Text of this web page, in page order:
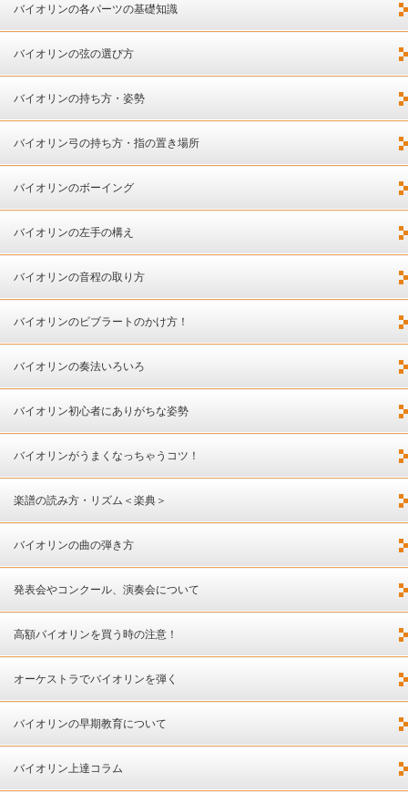
バイオリンの各パーツの基礎知識
バイオリンの弦の選び方
バイオリンの持ち方・姿勢
バイオリン弓の持ち方・指の置き場所
バイオリンのボーイング
バイオリンの左手の構え
バイオリンの音程の取り方
バイオリンのビブラートのかけ方！
バイオリンの奏法いろいろ
バイオリン初心者にありがちな姿勢
バイオリンがうまくなっちゃうコツ！
楽譜の読み方・リズム＜楽典＞
バイオリンの曲の弾き方
発表会やコンクール、演奏会について
高額バイオリンを買う時の注意！
オーケストラでバイオリンを弾く
バイオリンの早期教育について
バイオリン上達コラム